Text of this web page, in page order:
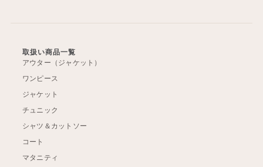
取扱い商品一覧
アウター（ジャケット）
ワンピース
ジャケット
チュニック
シャツ＆カットソー
コート
マタニティ